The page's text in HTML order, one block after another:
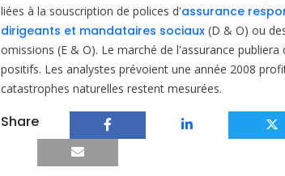
liées à la souscription de polices d'assurance
dirigeants et mandataires sociaux (D & O) ou
omissions (E & O). Le marché de l'assurance publiera
positifs. Les analystes prévoient une année 2008
catastrophes naturelles restent mesurées.
Share